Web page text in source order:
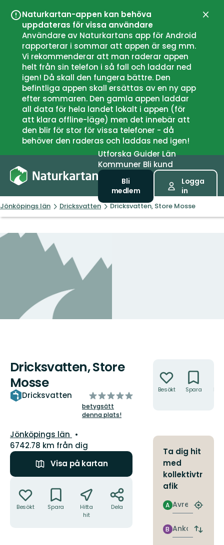
Naturkartan-appen kan behöva
uppdateras för vissa användare
Användare av Naturkartans app för Android
rapporterar i sommar att appen är seg mm.
Vi rekommenderar att man raderar appen
helt från sin telefon i så fall och laddar ned
igen! Då skall den fungera bättre. Den
befintliga appen skall ersättas av en ny app
efter sommaren. Den gamla appen laddar
all data för hela landet lokalt i appen (för
att klara offline-läge) men det innebär att
den blir för stor för vissa telefoner - då
behöver den raderas och laddas ned igen!
UtforskaGuiderLän
Kommuner Bli kund
Bli
medlem
Logga
in
Jönköpings län Dricksvatten Dricksvatten, Store Mosse
Dricksvatten, Store
Mosse
Dricksvatten
av
5
stjärnor
betygsätt
denna plats!
Län:
Jönköpings län
6742.78 km från dig
Visa på kartan
Besökt Spara
Hitta
hit
Dela
Besökt Spara
Ta dig hit
med
kollektivtr
afik
Avresa
A
Hitta
Ankomst
B
Byt